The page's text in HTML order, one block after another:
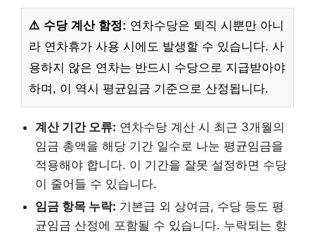
⚠️ 수당 계산 함정: 연차수당은 퇴직 시뿐만 아니
라 연차휴가 사용 시에도 발생할 수 있습니다. 사
용하지 않은 연차는 반드시 수당으로 지급받아야
하며, 이 역시 평균임금 기준으로 산정됩니다.
계산 기간 오류: 연차수당 계산 시 최근 3개월의
임금 총액을 해당 기간 일수로 나눈 평균임금을
적용해야 합니다. 이 기간을 잘못 설정하면 수당
이 줄어들 수 있습니다.
임금 항목 누락: 기본급 외 상여금, 수당 등도 평
균임금 산정에 포함될 수 있습니다. 누락되는 항